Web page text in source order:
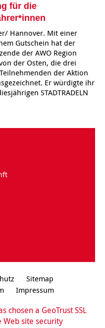
für die
Hannover. Mit einer
Gutschein hat der
der AWO Region
der Osten, die drei
der Aktion
Er würdigte ihr
STADTRADELN
Sitemap
Impressum